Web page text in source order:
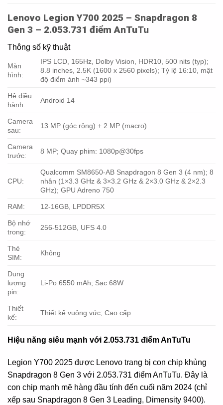
Lenovo Legion Y700 2025 – Snapdragon 8
Gen 3 – 2.053.731 điểm AnTuTu
Thông số kỹ thuật
Màn
hình:
IPS LCD, 165Hz, Dolby Vision, HDR10, 500 nits (typ);
8.8 inches, 2.5K (1600 x 2560 pixels); Tỷ lệ 16:10, mật
độ điểm ảnh ~343 ppi)
Hệ điều
hành:
Android 14
Camera
sau:
13 MP (góc rộng) + 2 MP (macro)
Camera
trước:
8 MP; Quay phim: 1080p@30fps
CPU:
Qualcomm SM8650-AB Snapdragon 8 Gen 3 (4 nm); 8
nhân (1×3.3 GHz & 3×3.2 GHz & 2×3.0 GHz & 2×2.3
GHz); GPU Adreno 750
RAM: 12-16GB, LPDDR5X
Bộ nhớ
trong:
256-512GB, UFS 4.0
Thẻ
SIM:
Không
Dung
lượng
pin:
Li-Po 6550 mAh; Sạc 68W
Thiết
kế:
Thiết kế vuông vức; Cao cấp
Hiệu năng siêu mạnh với 2.053.731 điểm AnTuTu
Legion Y700 2025 được Lenovo trang bị con chip khủng
Snapdragon 8 Gen 3 với 2.053.731 điểm AnTuTu. Đây là
con chip mạnh mẽ hàng đầu tính đến cuối năm 2024 (chỉ
xếp sau Snapdragon 8 Gen 3 Leading, Dimensity 9400).